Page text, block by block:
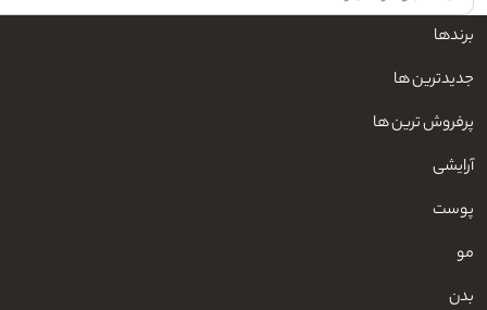
برندها
جدیدترین ها
پرفروش ترین ها
آرایشی
پوست
مو
بدن